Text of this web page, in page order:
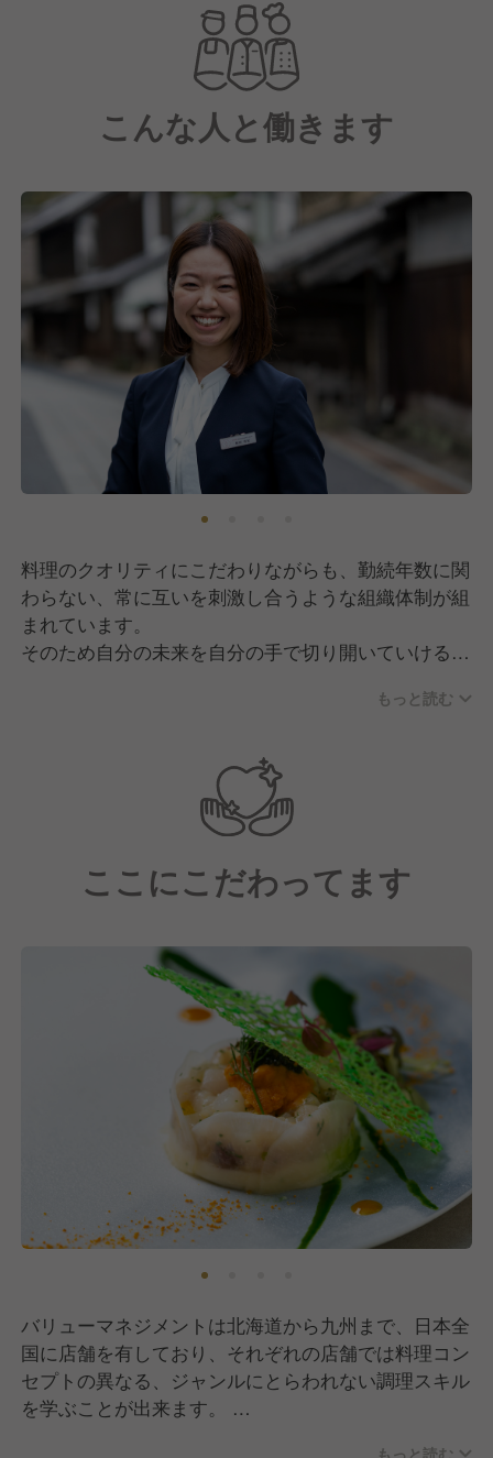
こんな人と働きます
料理のクオリティにこだわりながらも、勤続年数に関
わらない、常に互いを刺激し合うような組織体制が組
まれています。
そのため自分の未来を自分の手で切り開いていける、
もっと読む
ここにこだわってます
バリューマネジメントは北海道から九州まで、日本全
国に店舗を有しており、それぞれの店舗では料理コン
セプトの異なる、ジャンルにとらわれない調理スキル
を学ぶことが出来ます。
もっと読む